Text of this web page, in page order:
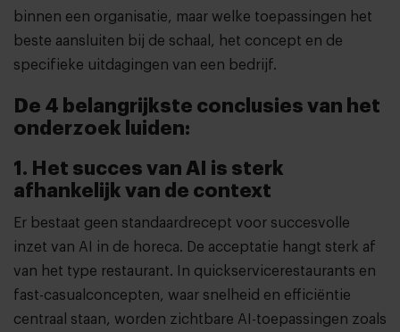
binnen een organisatie, maar welke toepassingen het
beste aansluiten bij de schaal, het concept en de
specifieke uitdagingen van een bedrijf.
De 4 belangrijkste conclusies van het
onderzoek luiden:
1. Het succes van AI is sterk
afhankelijk van de context
Er bestaat geen standaardrecept voor succesvolle
inzet van AI in de horeca. De acceptatie hangt sterk af
van het type restaurant. In quickservicerestaurants en
fast-casualconcepten, waar snelheid en efficiëntie
centraal staan, worden zichtbare AI-toepassingen zoals